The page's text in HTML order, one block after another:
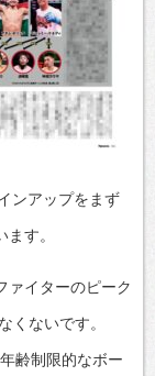
ンアップをまず
す。
ァイターのピーク
くないです。
齢制限的なボー